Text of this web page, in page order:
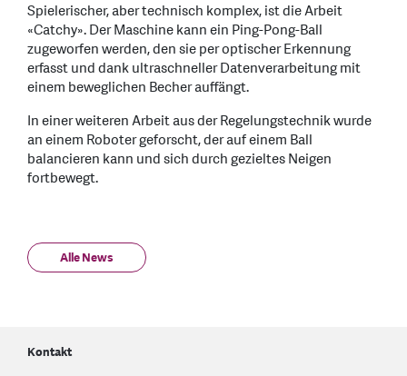
Spielerischer, aber technisch komplex, ist die Arbeit
«Catchy». Der Maschine kann ein Ping-Pong-Ball
zugeworfen werden, den sie per optischer Erkennung
erfasst und dank ultraschneller Datenverarbeitung mit
einem beweglichen Becher auffängt.
In einer weiteren Arbeit aus der Regelungstechnik wurde
an einem Roboter geforscht, der auf einem Ball
balancieren kann und sich durch gezieltes Neigen
fortbewegt.
Alle News
Kontakt